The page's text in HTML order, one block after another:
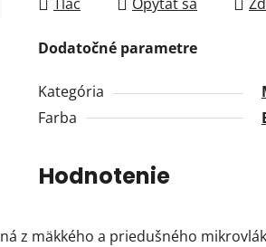
Dodatočné parametre
Kategória
Farba
Hodnotenie
z mäkkého a priedušného